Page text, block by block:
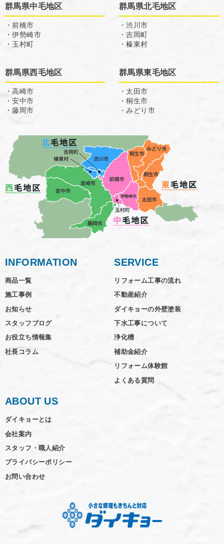
群馬県中毛地区
・前橋市
・伊勢崎市
・玉村町
群馬県北毛地区
・渋川市
・吉岡町
・榛東村
群馬県西毛地区
・高崎市
・安中市
・藤岡市
群馬県東毛地区
・太田市
・桐生市
・みどり市
INFORMATION
商品一覧
施工事例
お知らせ
スタッフブログ
お役立ち情報集
社長コラム
SERVICE
リフォーム工事の流れ
不動産紹介
ダイキョーの外壁塗装
下水工事について
浄化槽
補助金紹介
リフォーム体験館
よくある質問
ABOUT US
ダイキョーとは
会社案内
スタッフ・職人紹介
プライバシーポリシー
お問い合わせ